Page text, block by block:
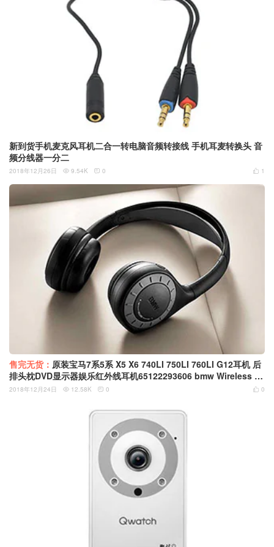
新到货手机麦克风耳机二合一转电脑音频转接线 手机耳麦转换头 音
频分线器一分二
 1
2018年12月26日  9.54K  0
售完无货： 原装宝马7系5系 X5 X6 740LI 750LI 760LI G12耳机 后
排头枕DVD显示器娱乐红外线耳机65122293606 bmw Wireless H
eadphone
 0
2018年12月24日  12.58K  0